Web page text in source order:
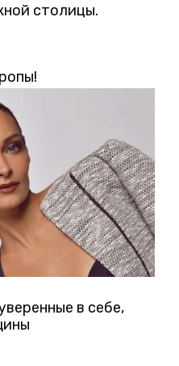
столицы.
в себе,